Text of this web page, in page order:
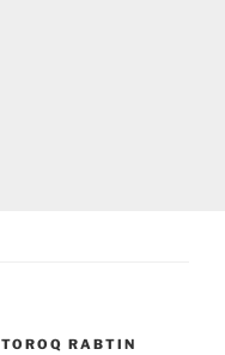
TOROQ RABTIN